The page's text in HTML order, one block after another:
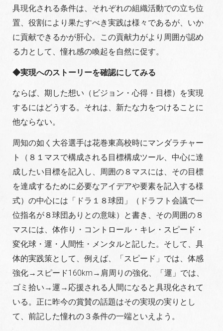
具現化される条件は、それぞれの組織活動での立ち位
置、役割により果たすべき実践は様々であるが、いか
に貢献できるかが肝心。この貢献力がより周囲が認め
る力として、憧れ感の喚起を自然に促す。
◆実現へのストーリーを確認にしてみる
ならば、期した想い（ビジョン・心得・目標）を実現
するにはどうする。それは、新たな力をつけることに
他ならない。
周知の如く大谷選手は花巻東高校時にマンダラチャー
ト（８１マスで構成される目標構成ツール、中心に達
成したい目標を記入し、周囲の８マスには、その目標
を達成するために必要なアイデアや要素を記入する様
式）の中心には「ドラ１８球団」（ドラフト会議で一
位指名が８球団ありとの意味）と書き、その周囲の８
マスには、体作り・コントロール・キレ・スピード・
変化球・運・人間性・メンタルと記した。そして、具
体的実践策として、例えば、「スピード」では、体感
強化→スピード160km→肩周りの強化、「運」では、
ゴミ拾い→運→応援される人間になると具現化されて
いる。正に昨今の賞賛の話題はその実現の実りとし
て、前記した憧れの３条件の一端といえよう。